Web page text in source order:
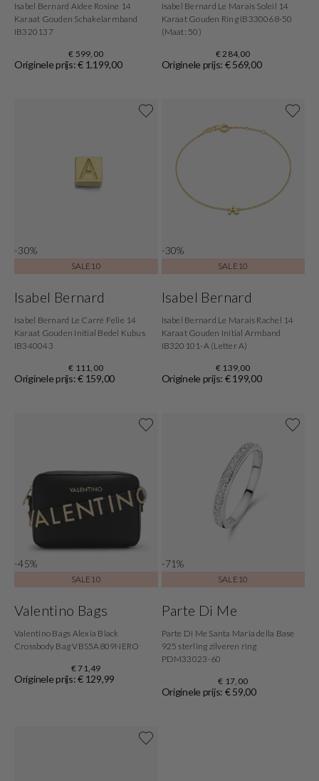
Isabel Bernard Aidee Rosine 14
Karaat Gouden Schakelarmband
IB320137
€ 599,00
Originele prijs: € 1.199,00
Isabel Bernard Le Marais Soleil 14
Karaat Gouden Ring IB330068-50
(Maat: 50)
€ 284,00
Originele prijs: € 569,00
-30%
SALE10
Isabel Bernard
Isabel Bernard Le Carré Felie 14
Karaat Gouden Initial Bedel Kubus
IB340043
€ 111,00
Originele prijs: € 159,00
-30%
SALE10
Isabel Bernard
Isabel Bernard Le Marais Rachel 14
Karaat Gouden Initial Armband
IB320101-A (Letter A)
€ 139,00
Originele prijs: € 199,00
-45%
SALE10
Valentino Bags
Valentino Bags Alexia Black
Crossbody Bag VBS5A809NERO
€ 71,49
Originele prijs: € 129,99
-71%
SALE10
Parte Di Me
Parte Di Me Santa Maria della Base
925 sterling zilveren ring
PDM33023-60
€ 17,00
Originele prijs: € 59,00